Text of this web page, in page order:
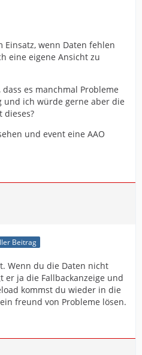
wenn Daten fehlen
eine eigene Ansicht zu
es manchmal Probleme
ich würde gerne aber die
dieses?
und event eine AAO
Beitrag
Wenn du die Daten nicht
er ja die Fallbackanzeige und
kommst du wieder in die
freund von Probleme lösen.